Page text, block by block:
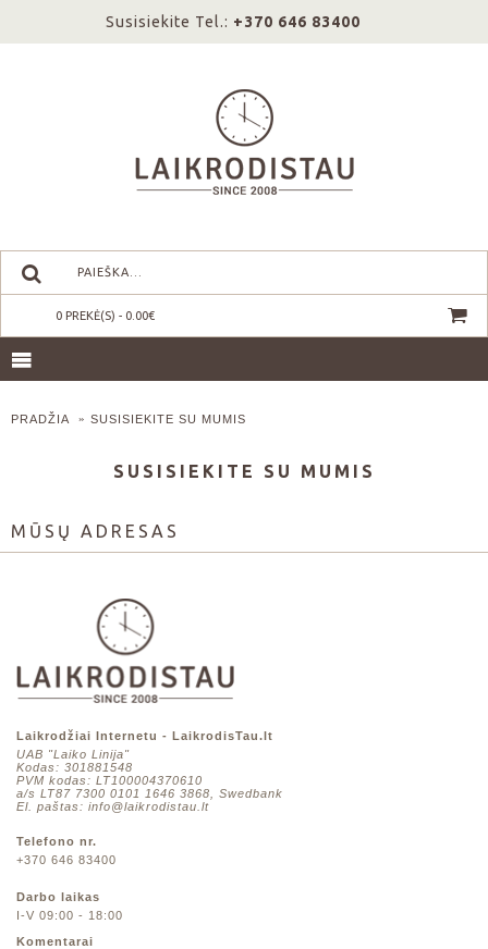
Susisiekite Tel.: +370 646 83400
0 PREKĖ(S) - 0.00€
PRADŽIA SUSISIEKITE SU MUMIS
SUSISIEKITE SU MUMIS
MŪSŲ ADRESAS
Laikrodžiai Internetu - LaikrodisTau.lt
UAB "Laiko Linija"
Kodas: 301881548
PVM kodas: LT100004370610
a/s LT87 7300 0101 1646 3868, Swedbank
El. paštas: info@laikrodistau.lt
Telefono nr.
+370 646 83400
Darbo laikas
I-V 09:00 - 18:00
Komentarai